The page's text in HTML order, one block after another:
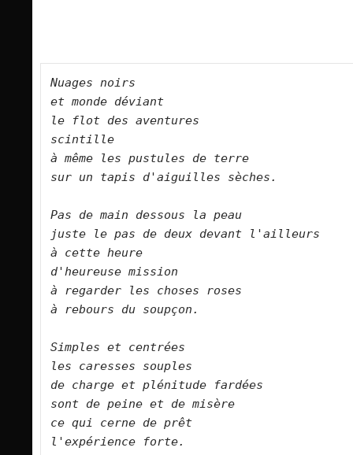
Nuages noirs
et monde déviant
le flot des aventures
scintille
à même les pustules de terre
sur un tapis d'aiguilles sèches.
Pas de main dessous la peau
juste le pas de deux devant l'ailleurs
à cette heure
d'heureuse mission
à regarder les choses roses
à rebours du soupçon.
Simples et centrées
les caresses souples
de charge et plénitude fardées
sont de peine et de misère
ce qui cerne de prêt
l'expérience forte.